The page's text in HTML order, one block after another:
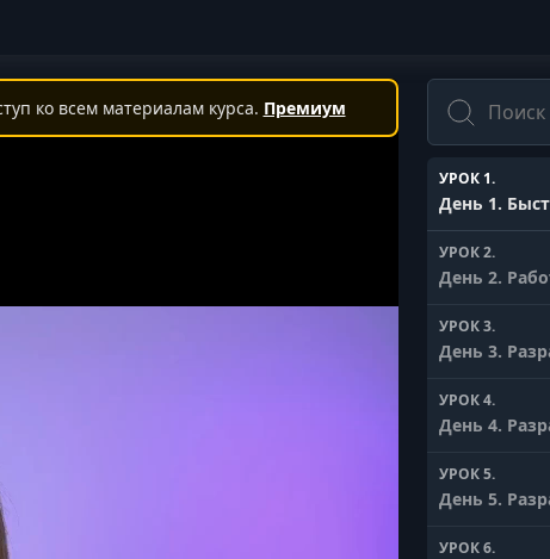
ко всем материалам курса. Премиум
Поиск
УРОК 1.
День 1.
УРОК 2.
День 2.
УРОК 3.
День 3.
УРОК 4.
День 4.
УРОК 5.
День 5.
УРОК 6.